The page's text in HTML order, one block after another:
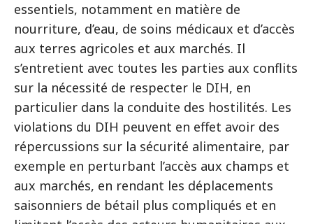
essentiels, notamment en matière de
nourriture, d’eau, de soins médicaux et d’accès
aux terres agricoles et aux marchés. Il
s’entretient avec toutes les parties aux conflits
sur la nécessité de respecter le DIH, en
particulier dans la conduite des hostilités. Les
violations du DIH peuvent en effet avoir des
répercussions sur la sécurité alimentaire, par
exemple en perturbant l’accès aux champs et
aux marchés, en rendant les déplacements
saisonniers de bétail plus compliqués et en